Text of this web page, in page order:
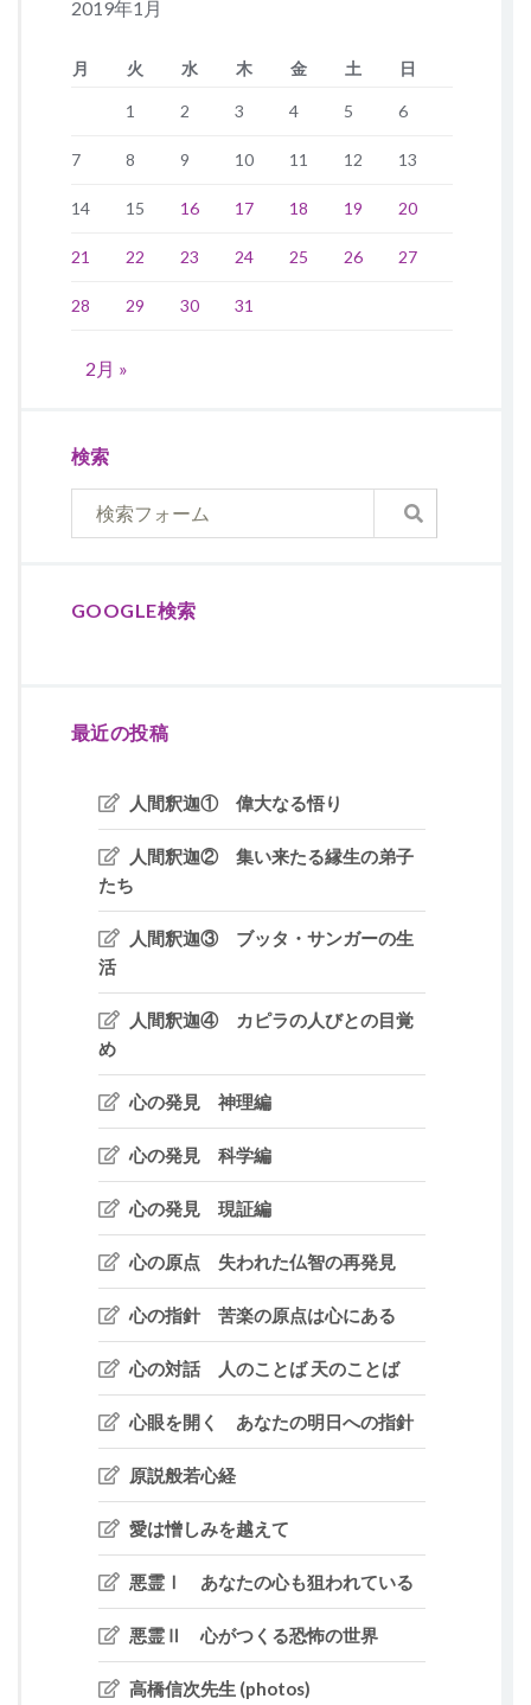
2019年1月
月 火 水 木 金 土 日
1 2 3 4 5 6
7 8 9 10 11 12 13
14 15 16 17 18 19 20
21 22 23 24 25 26 27
28 29 30 31
2月 »
検索
GOOGLE検索
最近の投稿
人間釈迦① 偉大なる悟り
人間釈迦② 集い来たる縁生の弟子
たち
人間釈迦③ ブッタ・サンガーの生
活
人間釈迦④ カピラの人びとの目覚
め
心の発見 神理編
心の発見 科学編
心の発見 現証編
心の原点 失われた仏智の再発見
心の指針 苦楽の原点は心にある
心の対話 人のことば 天のことば
心眼を開く あなたの明日への指針
原説般若心経
愛は憎しみを越えて
悪霊Ⅰ あなたの心も狙われている
悪霊Ⅱ 心がつくる恐怖の世界
高橋信次先生 (photos)